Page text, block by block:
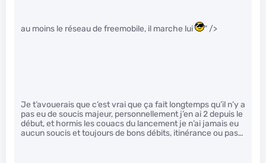
au moins le réseau de freemobile, il marche lui " />
Je t’avouerais que c’est vrai que ça fait longtemps qu’il n’y a
pas eu de soucis majeur, personnellement j’en ai 2 depuis le
début, et hormis les couacs du lancement je n’ai jamais eu
aucun soucis et toujours de bons débits, itinérance ou pas…